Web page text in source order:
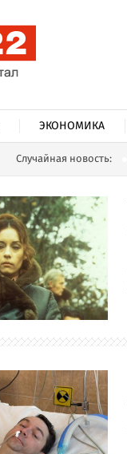
ЭКОНОМИКА
Случайная новость: